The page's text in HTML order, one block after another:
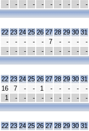
- - - - - - - - - -
22 23 24 25 26 27 28 29 30 31
- - - - - 7 - - - -
- - - - - - - - - -
22 23 24 25 26 27 28 29 30 31
16 7 - - 1 - - - - -
1 - - - - - - - - -
22 23 24 25 26 27 28 29 30 31